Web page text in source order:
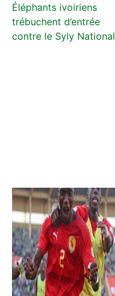
Éléphants ivoiriens
trébuchent d’entrée
contre le Syly National